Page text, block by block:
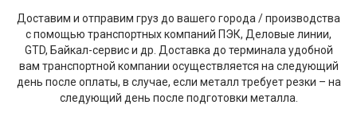
Доставим и отправим груз до вашего города / производства
с помощью транспортных компаний ПЭК, Деловые линии,
GTD, Байкал-сервис и др. Доставка до терминала удобной
вам транспортной компании осуществляется на следующий
день после оплаты, в случае, если металл требует резки – на
следующий день после подготовки металла.